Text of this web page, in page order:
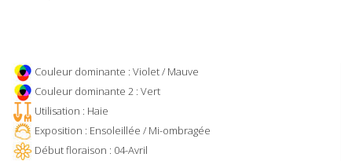
Couleur dominante : Violet / Mauve
Couleur dominante 2 : Vert
Utilisation : Haie
Exposition : Ensoleillée / Mi-ombragée
Début floraison : 04-Avril